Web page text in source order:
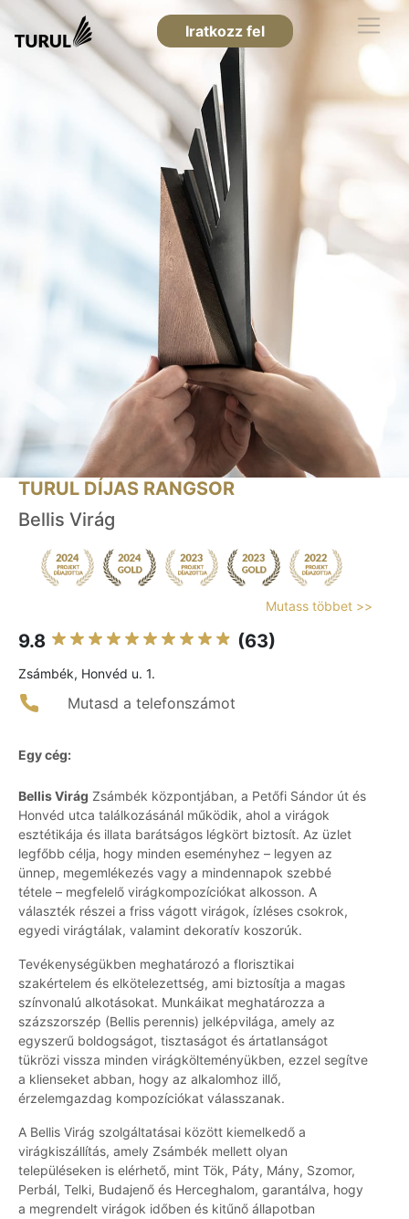
Iratkozz fel
TURUL DÍJAS RANGSOR
Bellis Virág
Mutass többet >>
9.8 (63)
Zsámbék, Honvéd u. 1.
Mutasd a telefonszámot
Egy cég:
Bellis Virág Zsámbék központjában, a Petőfi Sándor út és
Honvéd utca találkozásánál működik, ahol a virágok
esztétikája és illata barátságos légkört biztosít. Az üzlet
legfőbb célja, hogy minden eseményhez – legyen az
ünnep, megemlékezés vagy a mindennapok szebbé
tétele – megfelelő virágkompozíciókat alkosson. A
választék részei a friss vágott virágok, ízléses csokrok,
egyedi virágtálak, valamint dekoratív koszorúk.
Tevékenységükben meghatározó a florisztikai
szakértelem és elkötelezettség, ami biztosítja a magas
színvonalú alkotásokat. Munkáikat meghatározza a
százszorszép (Bellis perennis) jelképvilága, amely az
egyszerű boldogságot, tisztaságot és ártatlanságot
tükrözi vissza minden virágkölteményükben, ezzel segítve
a klienseket abban, hogy az alkalomhoz illő,
érzelemgazdag kompozíciókat válasszanak.
A Bellis Virág szolgáltatásai között kiemelkedő a
virágkiszállítás, amely Zsámbék mellett olyan
településeken is elérhető, mint Tök, Páty, Mány, Szomor,
Perbál, Telki, Budajenő és Herceghalom, garantálva, hogy
a megrendelt virágok időben és kitűnő állapotban